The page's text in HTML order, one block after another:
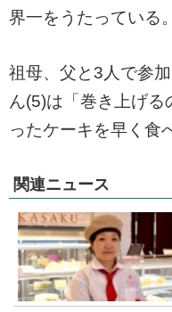
界一をうたっている。
祖母、父と3人で参
ん(5)は「巻き上げ
ったケーキを早く食
関連ニュース